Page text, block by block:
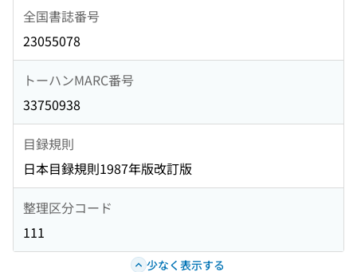
全国書誌番号
23055078
トーハンMARC番号
33750938
目録規則
日本目録規則1987年版改訂版
整理区分コード
111
少なく表示する